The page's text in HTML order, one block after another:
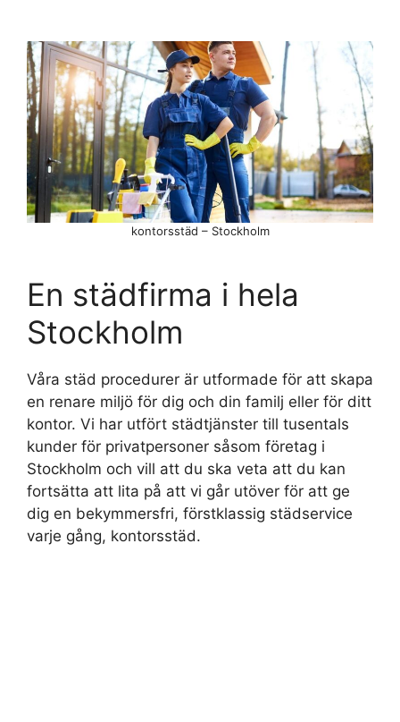
En städfirma i hela
Stockholm
Våra städ procedurer är utformade för att skapa
en renare miljö för dig och din familj eller för ditt
kontor. Vi har utfört städtjänster till tusentals
kunder för privatpersoner såsom företag i
Stockholm och vill att du ska veta att du kan
fortsätta att lita på att vi går utöver för att ge
dig en bekymmersfri, förstklassig städservice
varje gång, kontorsstäd.
kontorsstäd – Stockholm